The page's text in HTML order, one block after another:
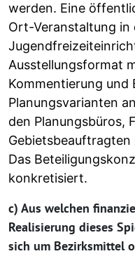
werden. Eine
Ort-Veranstaltung in
Ausstellungsformat
Kommentierung und
Planungsvarianten
den Planungsbüros,
Das
konkretisiert.
c) Aus welchen
Realisierung dieses
sich um Bezirksmittel